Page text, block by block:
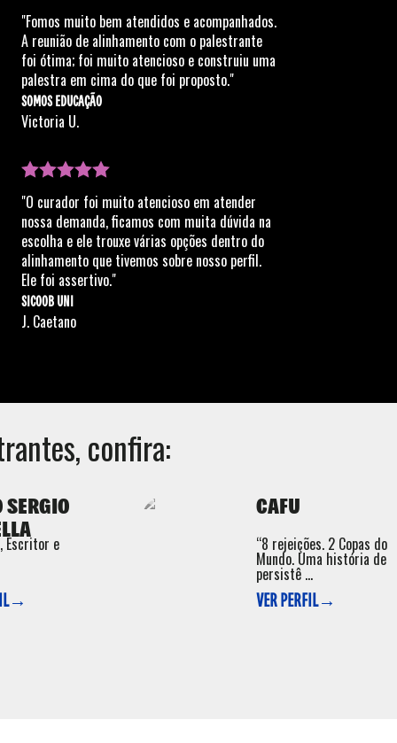
"Fomos muito bem atendidos e acompanhados.
A reunião de alinhamento com o palestrante
foi ótima; foi muito atencioso e construiu uma
palestra em cima do que foi proposto."
SOMOS EDUCAÇÃO
Victoria U.
"O curador foi muito atencioso em atender
nossa demanda, ficamos com muita dúvida na
escolha e ele trouxe várias opções dentro do
alinhamento que tivemos sobre nosso perfil.
Ele foi assertivo."
SICOOB UNI
J. Caetano
confira:
Escritor e
CAFU
“8 rejeições. 2 Copas do
Mundo. Uma história de
persistê ...
VER PERFIL→